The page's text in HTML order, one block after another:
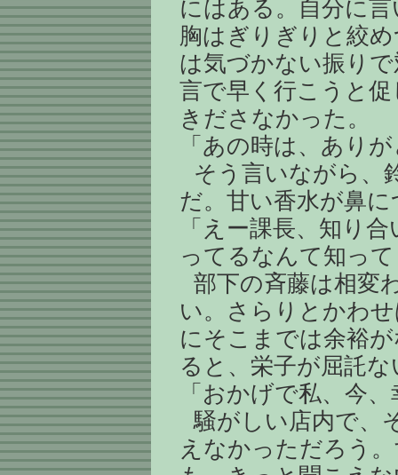
にはある。自分に
胸はぎりぎりと絞
は気づかない振り
言で早く行こうと
きださなかった。
「あの時は、あり
そう言いながら、
だ。甘い香水が鼻に
「えー課長、知り
ってるなんて知っ
部下の斉藤は相変
い。さらりとかわ
にそこまでは余裕
ると、栄子が屈託
「おかげで私、今
騒がしい店内で、
えなかっただろう